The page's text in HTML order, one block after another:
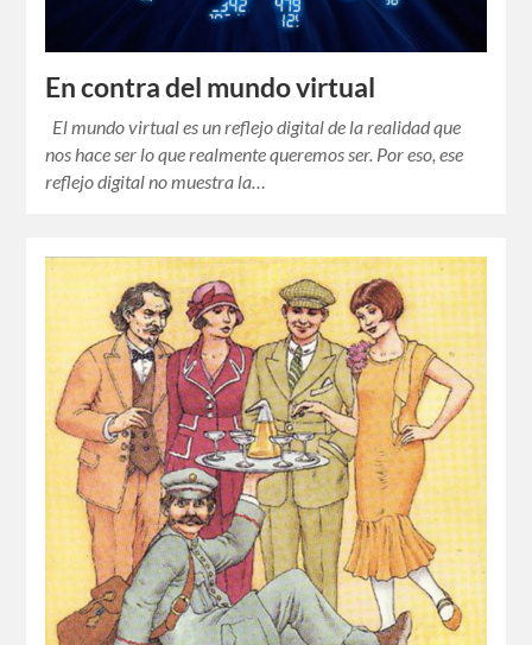
En contra del mundo virtual
El mundo virtual es un reflejo digital de la realidad que
nos hace ser lo que realmente queremos ser. Por eso, ese
reflejo digital no muestra la…